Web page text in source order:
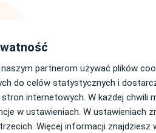
partnerom używać plików
do celów statystycznych i
internetowych. W każdej chwili
w ustawieniach. W ustawieniach
Więcej informacji znajdziesz